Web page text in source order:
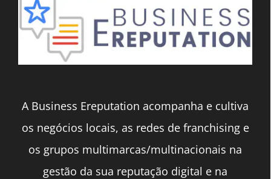
A Business Ereputation acompanha e cultiva
os negócios locais, as redes de franchising e
os grupos multimarcas/multinacionais na
gestão da sua reputação digital e na